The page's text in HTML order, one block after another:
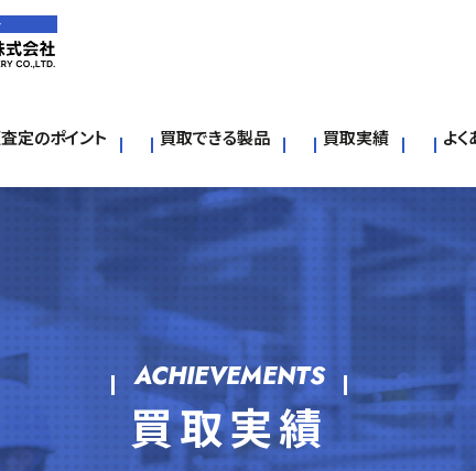
定のポイント 買取できる製品 買取実績 よ
ACHIEVEMENTS
買取実績